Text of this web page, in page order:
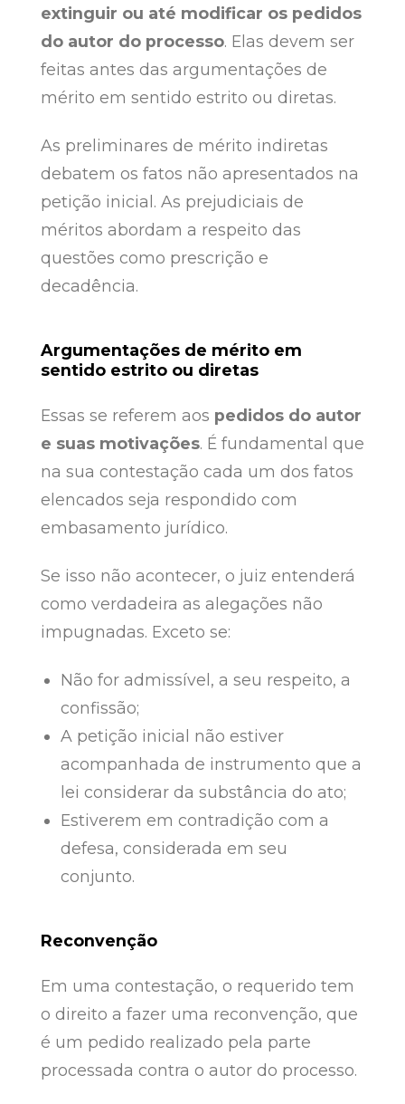
extinguir ou até modificar os pedidos
do autor do processo. Elas devem ser
feitas antes das argumentações de
mérito em sentido estrito ou diretas.
As preliminares de mérito indiretas
debatem os fatos não apresentados na
petição inicial. As prejudiciais de
méritos abordam a respeito das
questões como prescrição e
decadência.
Argumentações de mérito em
sentido estrito ou diretas
Essas se referem aos pedidos do autor
e suas motivações. É fundamental que
na sua contestação cada um dos fatos
elencados seja respondido com
embasamento jurídico.
Se isso não acontecer, o juiz entenderá
como verdadeira as alegações não
impugnadas. Exceto se:
Não for admissível, a seu respeito, a
confissão;
A petição inicial não estiver
acompanhada de instrumento que a
lei considerar da substância do ato;
Estiverem em contradição com a
defesa, considerada em seu
conjunto.
Reconvenção
Em uma contestação, o requerido tem
o direito a fazer uma reconvenção, que
é um pedido realizado pela parte
processada contra o autor do processo.